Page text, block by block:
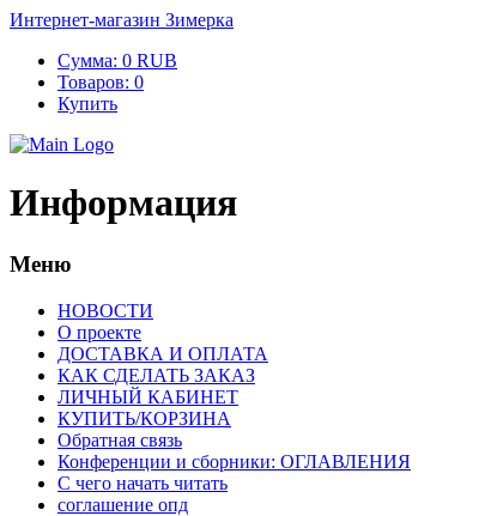
Интернет-магазин Зимерка
Сумма: 0 RUB
Товаров: 0
Купить
Информация
Меню
НОВОСТИ
О проекте
ДОСТАВКА И ОПЛАТА
КАК СДЕЛАТЬ ЗАКАЗ
ЛИЧНЫЙ КАБИНЕТ
КУПИТЬ/КОРЗИНА
Обратная связь
Конференции и сборники: ОГЛАВЛЕНИЯ
С чего начать читать
соглашение опд